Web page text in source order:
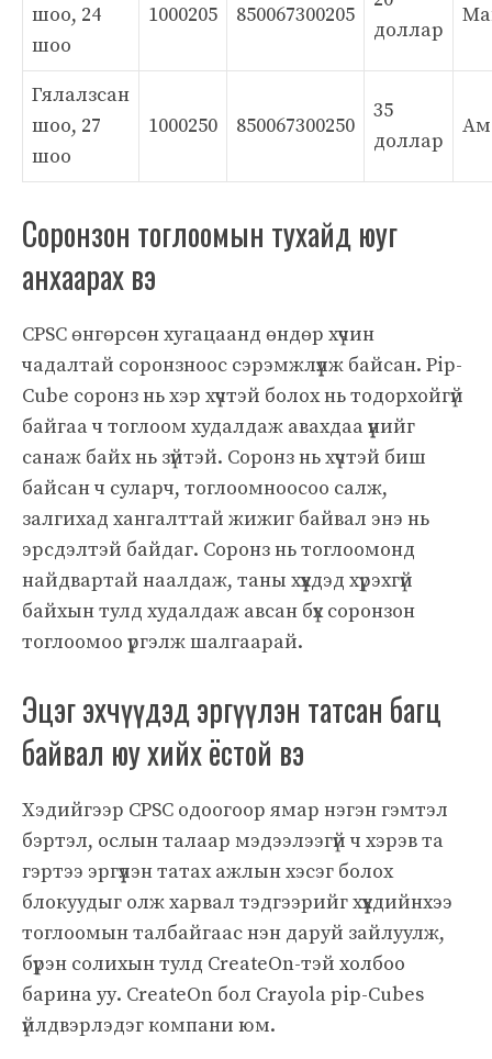
шоо, 24
шоо
1000205 850067300205
доллар
Гялалзсан
шоо, 27
шоо
1000250 850067300250
35
доллар
Соронзон тоглоомын тухайд юуг
анхаарах вэ
CPSC өнгөрсөн хугацаанд өндөр хүчин
чадалтай соронзноос сэрэмжлүүлж байсан. Pip-
Cube соронз нь хэр хүчтэй болох нь тодорхойгүй
байгаа ч тоглоом худалдаж авахдаа үүнийг
санаж байх нь зүйтэй. Соронз нь хүчтэй биш
байсан ч суларч, тоглоомноосоо салж,
залгихад хангалттай жижиг байвал энэ нь
эрсдэлтэй байдаг. Соронз нь тоглоомонд
найдвартай наалдаж, таны хүүхдэд хүрэхгүй
байхын тулд худалдаж авсан бүх соронзон
тоглоомоо үргэлж шалгаарай.
Эцэг эхчүүдэд эргүүлэн татсан багц
байвал юу хийх ёстой вэ
Хэдийгээр CPSC одоогоор ямар нэгэн гэмтэл
бэртэл, ослын талаар мэдээлээгүй ч хэрэв та
гэртээ эргүүлэн татах ажлын хэсэг болох
блокуудыг олж харвал тэдгээрийг хүүхдийнхээ
тоглоомын талбайгаас нэн даруй зайлуулж,
бүрэн солихын тулд CreateOn-тэй холбоо
барина уу. CreateOn бол Crayola pip-Cubes
үйлдвэрлэдэг компани юм.